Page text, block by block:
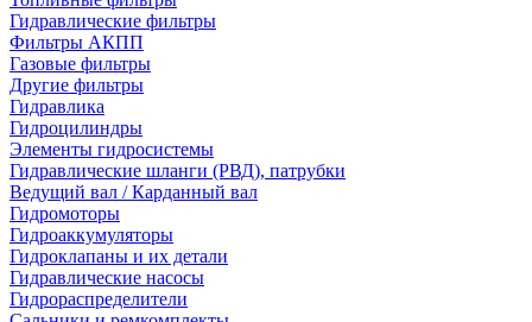
Гидравлические фильтры
Фильтры АКПП
Газовые фильтры
Другие фильтры
Гидравлика
Гидроцилиндры
Элементы гидросистемы
Гидравлические шланги (РВД), патрубки
Ведущий вал / Карданный вал
Гидромоторы
Гидроаккумуляторы
Гидроклапаны и их детали
Гидравлические насосы
Гидрораспределители